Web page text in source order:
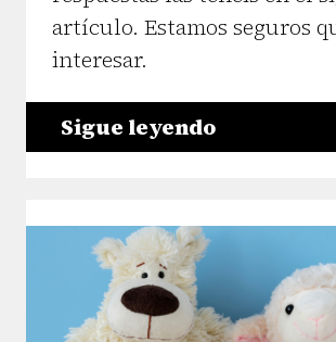
artículo. Estamos seguros
interesar.
Sigue leyendo